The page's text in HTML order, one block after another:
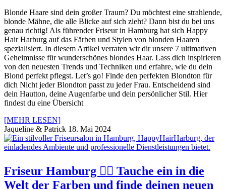
Blonde Haare sind dein großer Traum? Du möchtest eine strahlende,
blonde Mähne, die alle Blicke auf sich zieht? Dann bist du bei uns
genau richtig! Als führender Friseur in Hamburg hat sich Happy
Hair Harburg auf das Färben und Stylen von blonden Haaren
spezialisiert. In diesem Artikel verraten wir dir unsere 7 ultimativen
Geheimnisse für wunderschönes blondes Haar. Lass dich inspirieren
von den neuesten Trends und Techniken und erfahre, wie du dein
Blond perfekt pflegst. Let’s go! Finde den perfekten Blondton für
dich Nicht jeder Blondton passt zu jeder Frau. Entscheidend sind
dein Hautton, deine Augenfarbe und dein persönlicher Stil. Hier
findest du eine Übersicht
[MEHR LESEN]
Jaqueline & Patrick 18. Mai 2024
Friseur Hamburg 💇‍♀️ Tauche ein in die
Welt der Farben und finde deinen neuen